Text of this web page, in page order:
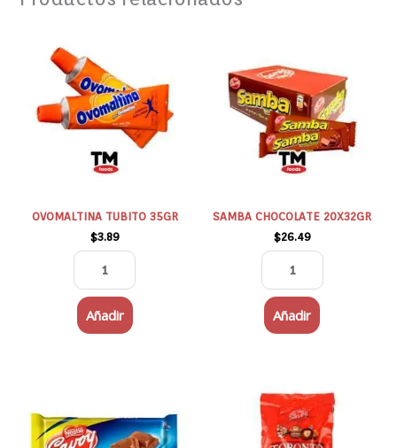
OVOMALTINA TUBITO 35GR
$3.89
35GR
cantidad
Añadir
SAMBA CHOCOLATE 20X32GR
$26.49
20X32GR
cantidad
Añadir
Leche
130g
BOLSA
125GR
cantidad